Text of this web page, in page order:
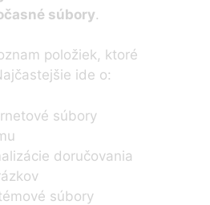
súbory.
položiek, ktoré
ide o:
súbory
doručovania
súbory